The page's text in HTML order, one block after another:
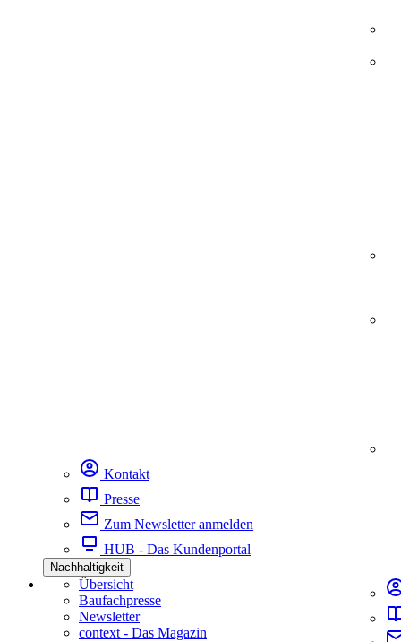
Kontakt
Presse
Zum Newsletter anmelden
HUB - Das Kundenportal
Nachhaltigkeit
Übersicht
Baufachpresse
Newsletter
context - Das Magazin